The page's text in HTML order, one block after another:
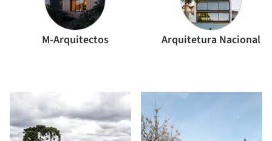
M-Arquitectos Arquitetura Nacional